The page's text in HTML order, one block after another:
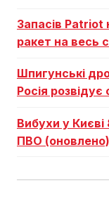
Запасів Patriot
ракет на весь
Шпигунські
Росія
Вибухи у Києві
ПВО (оновлено)